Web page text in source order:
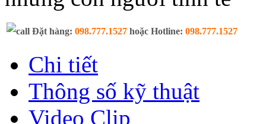
Đặt hàng: 098.777.1527 hoặc Hotline: 098.777.1527
Chi tiết
Thông số kỹ thuật
Video Clip